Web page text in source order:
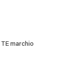
marchio